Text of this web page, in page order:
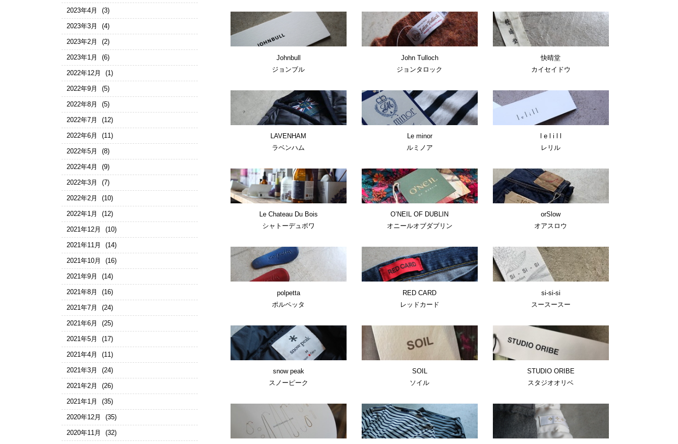
Johnbull
ジョンブル
John Tulloch
ジョンタロック
快晴堂
カイセイドウ
LAVENHAM
ラベンハム
Le minor
ルミノア
l e l i l l
レリル
Le Chateau Du Bois
シャトーデュボワ
O’NEIL OF DUBLIN
オニールオブダブリン
orSlow
オアスロウ
polpetta
ポルペッタ
RED CARD
レッドカード
si-si-si
スースースー
snow peak
スノーピーク
SOIL
ソイル
STUDIO ORIBE
スタジオオリベ
2023年4月 (3)
2023年3月 (4)
2023年2月 (2)
2023年1月 (6)
2022年12月 (1)
2022年9月 (5)
2022年8月 (5)
2022年7月 (12)
2022年6月 (11)
2022年5月 (8)
2022年4月 (9)
2022年3月 (7)
2022年2月 (10)
2022年1月 (12)
2021年12月 (10)
2021年11月 (14)
2021年10月 (16)
2021年9月 (14)
2021年8月 (16)
2021年7月 (24)
2021年6月 (25)
2021年5月 (17)
2021年4月 (11)
2021年3月 (24)
2021年2月 (26)
2021年1月 (35)
2020年12月 (35)
2020年11月 (32)